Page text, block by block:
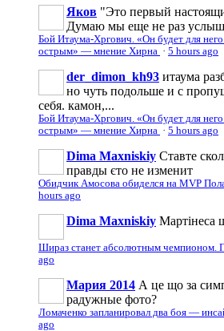
Яков "Это первый
Думаю мы еще не раз
Бой Итаума-Хргович. «Он будет для
острым» — мнение Хирна · 5 hours ago
der_dimon_kh93 итаума
но чуть подольше и с
себя. камон,...
Бой Итаума-Хргович. «Он будет для
острым» — мнение Хирна · 5 hours ago
Dima Maxniskiy Ставте
правды єто не изменит
Обидчик Амосова обиделся на MVP
hours ago
Dima Maxniskiy Мартінеса
Шираз станет абсолютным чемпионом.
ago
Мария 2014 А це що за
радужные фото?
Ломаченко запланировал два боя —
ago